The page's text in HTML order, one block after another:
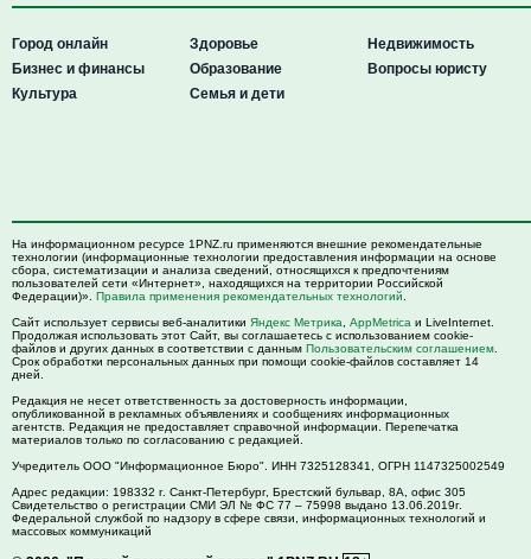
Город онлайн
Бизнес и финансы
Культура
Здоровье
Образование
Семья и дети
Недвижимость
Вопросы юристу
На информационном ресурсе 1PNZ.ru применяются внешние рекомендательные
технологии (информационные технологии предоставления информации на основе
сбора, систематизации и анализа сведений, относящихся к предпочтениям
пользователей сети «Интернет», находящихся на территории Российской
Федерации)». Правила применения рекомендательных технологий
Сайт использует сервисы веб-аналитики Яндекс Метрика AppMetrica и LiveInternet.
Продолжая использовать этот Сайт, вы соглашаетесь с использованием cookie-
файлов и других данных в соответствии с данным Пользовательским соглашением
Срок обработки персональных данных при помощи cookie-файлов составляет 14
дней.
Редакция не несет ответственность за достоверность информации,
опубликованной в рекламных объявлениях и сообщениях информационных
агентств. Редакция не предоставляет справочной информации. Перепечатка
материалов только по согласованию с редакцией.
Учредитель ООО "Информационное Бюро". ИНН 7325128341, ОГРН 1147325002549
Адрес редакции: 198332 г. Санкт-Петербург, Брестский бульвар, 8А, офис 305
Свидетельство о регистрации СМИ ЭЛ № ФС 77 – 75998 выдано 13.06.2019г.
Федеральной службой по надзору в сфере связи, информационных технологий и
массовых коммуникаций